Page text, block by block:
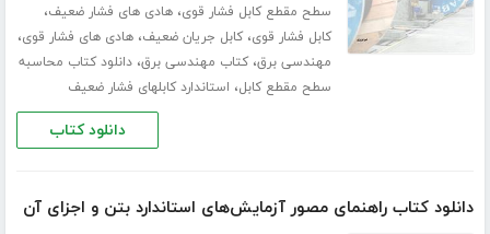
سطح مقطع کابل فشار قوی،هادی های فشار ضعیف،
کابل فشار قوی،کابل جریان ضعیف،هادی های فشار قوی،
مهندسی برق،کتاب مهندسی برق،دانلود کتاب محاسبه
سطح مقطع کابل، استاندارد کابلهای فشار ضعیف
دانلود کتاب
دانلود کتاب راهنمای مصور آزمایش‌های استاندارد بتن و اجزای آن